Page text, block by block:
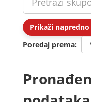
Prikaži
Poredaj prema